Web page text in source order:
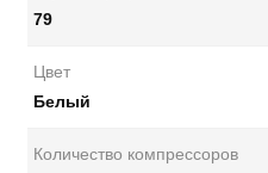
79
Цвет
Белый
Количество компрессоров